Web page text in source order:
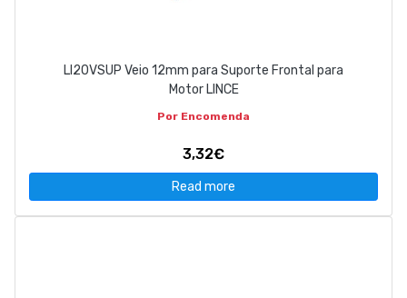
LI20VSUP Veio 12mm para Suporte Frontal para
Motor LINCE
Por Encomenda
3,32€
Read more